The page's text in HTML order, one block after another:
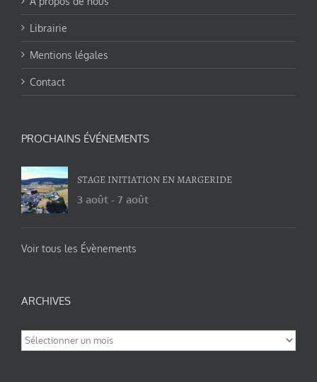
Librairie
Mentions légales
Contact
PROCHAINS ÉVÉNEMENTS
STAGE INITIATION EN MARGERIDE
3 août - 7 août
Voir tous les Évènements
ARCHIVES
Archives